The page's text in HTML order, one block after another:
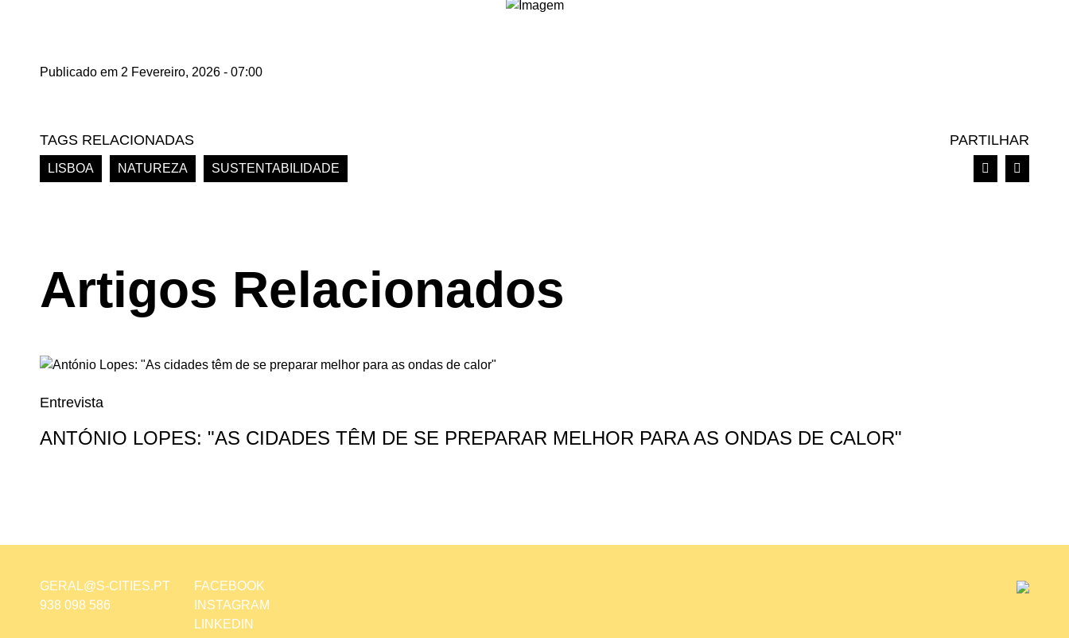
Publicado em 2 Fevereiro, 2026 - 07:00
TAGS RELACIONADAS
LISBOA NATUREZA SUSTENTABILIDADE
PARTILHAR
Artigos Relacionados
Entrevista
ANTÓNIO LOPES: "AS CIDADES TÊM DE SE PREPARAR MELHOR PARA AS ONDAS DE CALOR"
GERAL@S-CITIES.PT
938 098 586
FACEBOOK
INSTAGRAM
LINKEDIN